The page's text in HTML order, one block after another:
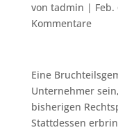
von tadmin | Feb.
Kommentare
Eine
Unternehmer
bisherigen
Stattdessen